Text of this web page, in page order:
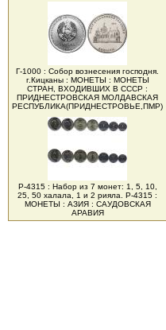
Г-1000 : Собор вознесения господня.
г.Кицканы : МОНЕТЫ : МОНЕТЫ
СТРАН, ВХОДИВШИХ В СССР :
ПРИДНЕСТРОВСКАЯ МОЛДАВСКАЯ
РЕСПУБЛИКА(ПРИДНЕСТРОВЬЕ,ПМР)
Р-4315 : Набор из 7 монет: 1, 5, 10,
25, 50 халала, 1 и 2 рияла. Р-4315 :
МОНЕТЫ : АЗИЯ : САУДОВСКАЯ
АРАВИЯ